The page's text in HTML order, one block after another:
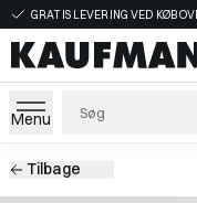
GRATIS LEVERING VED KØB
Menu
Tilbage